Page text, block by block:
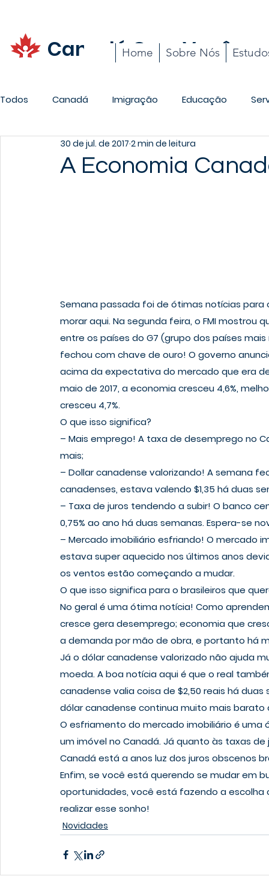
Canadá Com Você
Home Sobre Nós
Todos Canadá Imigração Educação
Promoções Carreira Cotidiano
A Economia
30 de jul. de 2017 2 min de leitura
Semana passada foi de ótimas notícias
morar aqui. Na segunda feira, o FMI mostrou
entre os países do G7 (grupo dos países
fechou com chave de ouro! O governo
acima da expectativa do mercado que era
maio de 2017, a economia cresceu 4,6%,
cresceu 4,7%.
O que isso significa?
– Mais emprego! A taxa de desemprego no
mais;
– Dollar canadense valorizando! A semana
canadenses, estava valendo $1,35 há duas
– Taxa de juros tendendo a subir! O banco
0,75% ao ano há duas semanas. Espera-se
– Mercado imobiliário esfriando! O mercado
estava super aquecido nos últimos anos
os ventos estão começando a mudar.
O que isso significa para o brasileiros que
No geral é uma ótima notícia! Como
cresce gera desemprego; economia que
a demanda por mão de obra, e portanto há
Já o dólar canadense valorizado não ajuda
moeda. A boa notícia aqui é que o real
canadense valia coisa de $2,50 reais há
dólar canadense continua muito mais barato
O esfriamento do mercado imobiliário é
um imóvel no Canadá. Já quanto às taxas
Canadá está a anos luz dos juros obscenos
Enfim, se você está querendo se mudar em
oportunidades, você está fazendo a escolha
realizar esse sonho!
Novidades